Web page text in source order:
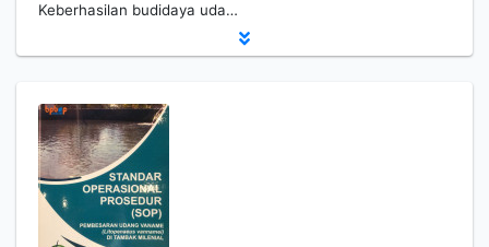
Keberhasilan budidaya uda…